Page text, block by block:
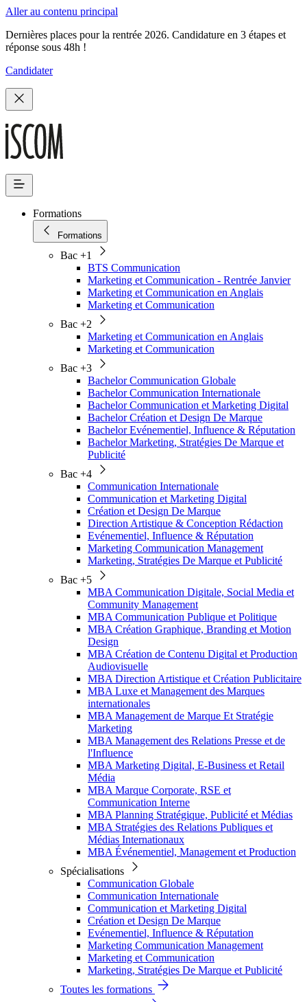
Aller au contenu principal
Dernières places pour la rentrée 2026. Candidature en 3 étapes et
réponse sous 48h !
Candidater
Formations
Formations
Bac +1
BTS Communication
Marketing et Communication - Rentrée Janvier
Marketing et Communication en Anglais
Marketing et Communication
Bac +2
Marketing et Communication en Anglais
Marketing et Communication
Bac +3
Bachelor Communication Globale
Bachelor Communication Internationale
Bachelor Communication et Marketing Digital
Bachelor Création et Design De Marque
Bachelor Evénementiel, Influence & Réputation
Bachelor Marketing, Stratégies De Marque et
Publicité
Bac +4
Communication Internationale
Communication et Marketing Digital
Création et Design De Marque
Direction Artistique & Conception Rédaction
Evénementiel, Influence & Réputation
Marketing Communication Management
Marketing, Stratégies De Marque et Publicité
Bac +5
MBA Communication Digitale, Social Media et
Community Management
MBA Communication Publique et Politique
MBA Création Graphique, Branding et Motion
Design
MBA Création de Contenu Digital et Production
Audiovisuelle
MBA Direction Artistique et Création Publicitaire
MBA Luxe et Management des Marques
internationales
MBA Management de Marque Et Stratégie
Marketing
MBA Management des Relations Presse et de
l'Influence
MBA Marketing Digital, E-Business et Retail
Média
MBA Marque Corporate, RSE et
Communication Interne
MBA Planning Stratégique, Publicité et Médias
MBA Stratégies des Relations Publiques et
Médias Internationaux
MBA Événementiel, Management et Production
Spécialisations
Communication Globale
Communication Internationale
Communication et Marketing Digital
Création et Design De Marque
Evénementiel, Influence & Réputation
Marketing Communication Management
Marketing et Communication
Marketing, Stratégies De Marque et Publicité
Toutes les formations